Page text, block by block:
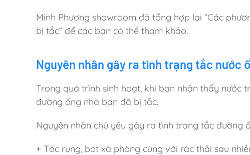
Minh Phương showroom đã tổng hợp lại “Các
bị tắc” để các bạn có thể tham khảo.
Nguyên nhân gây ra tình trạng tắc nước
Trong quá trình sinh hoạt, khi bạn nhận thấy
đường ống nhà bạn đã bị tắc.
Nguyên nhân chủ yếu gây ra tình trạng tắc đường
+ Tóc rụng, bọt xà phòng cùng với rác thải sau